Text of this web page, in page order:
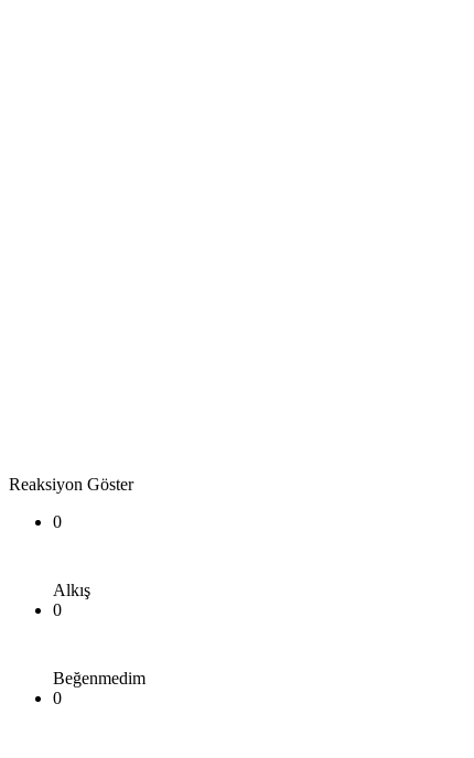
Reaksiyon Göster
0
Alkış
0
Beğenmedim
0